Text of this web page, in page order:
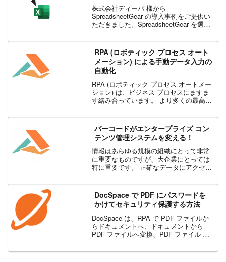
株式会社ディーバ 様から
SpreadsheetGear の導入事例をご提供い
ただきました。SpreadsheetGear を選定
導入事例にて紹介します。
RPA (ロボティック プロセス オート
メーション) による手動データ入力の
自動化
RPA (ロボティック プロセス オートメー
ション) は、ビジネス プロセスにますま
す絡み合っています。 より多くの最高情
トにより多くの時間を費やせるようにし
て...
バーコードがエンタープライズ コン
テンツ管理システムを変える！
情報はあらゆる規模の組織にとって非常
に重要なものですが、大企業にとっては
特に重要です。 正確なデータにアクセス
づいて意思決定を行うことも難しくなり
ます。 また、重要なフ...
DocSpace で PDF にパスワードを
かけてセキュリティ保護する方法
DocSpace は、RPA で PDF ファイルか
らドキュメントへ、ドキュメントから
PDF ファイルへ変換、PDF ファイル の
PDF ソリューションです。コーディング